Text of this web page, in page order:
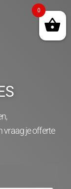
vraag je offerte
0